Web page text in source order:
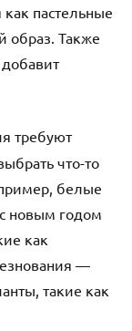
пастельные
образ. Также
требуют
что-то
белые
новым годом
как
—
такие как